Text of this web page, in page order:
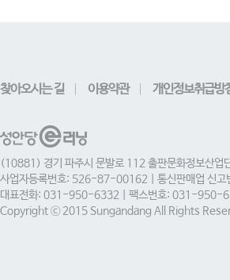
찾아오시는 길 이용약관 개인정보취급방
(10881) 경기 파주시 문발로 112 출판문화정보산업
사업자등록번호: 526-87-00162 | 통신판매업 신고
대표전화: 031-950-6332 | 팩스번호: 031-
Copyright ⓒ 2015 Sungandang All Rights